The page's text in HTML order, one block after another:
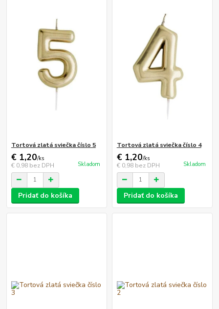
Tortová zlatá sviečka číslo 5
€ 1,20/ks
€ 0,98 bez DPH Skladom
Pridať do košíka
Tortová zlatá sviečka číslo 4
€ 1,20/ks
€ 0,98 bez DPH Skladom
Pridať do košíka